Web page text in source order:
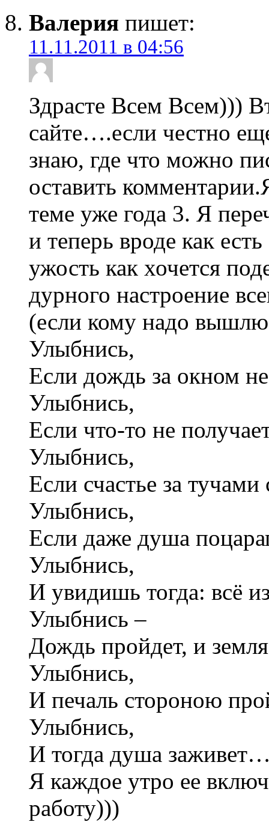
Валерия пишет:
11.11.2011 в 04:56
Здрасте Всем Всем)))
сайте….если честно
знаю, где что можно
оставить
теме уже года 3. Я
и теперь вроде как
ужость как хочется
дурного настроение
(если кому надо
Улыбнись,
Если дождь за окном
Улыбнись,
Если что-то не
Улыбнись,
Если счастье за тучами
Улыбнись,
Если даже душа
Улыбнись,
И увидишь тогда: всё
Улыбнись –
Дождь пройдет, и земля
Улыбнись,
И печаль стороною
Улыбнись,
И тогда душа
Я каждое утро ее
работу)))